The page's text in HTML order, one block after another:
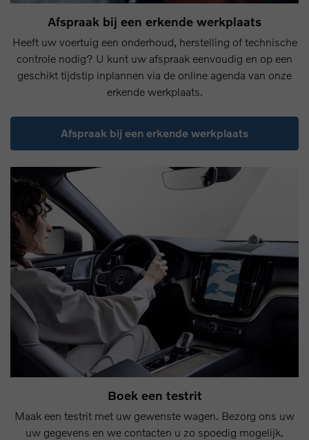
Afspraak bij een erkende werkplaats
Heeft uw voertuig een onderhoud, herstelling of technische
controle nodig? U kunt uw afspraak eenvoudig en op een
geschikt tijdstip inplannen via de online agenda van onze
erkende werkplaats.
Afspraak bij een erkende werkplaats
Boek een testrit
Maak een testrit met uw gewenste wagen. Bezorg ons uw
uw gegevens en we contacten u zo spoedig mogelijk.